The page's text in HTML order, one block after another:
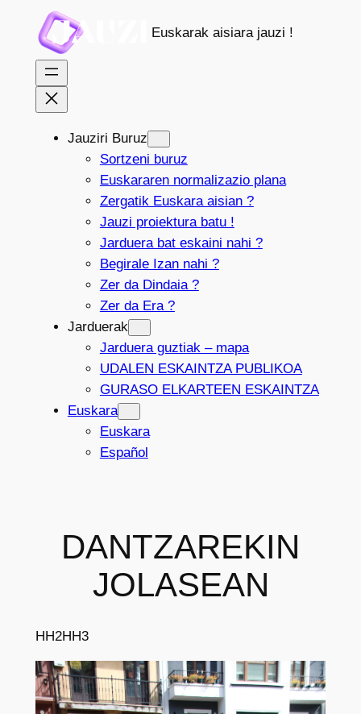
edukira
Euskarak aisiara jauzi !
Jauziri Buruz
Sortzeni buruz
Euskararen normalizazio plana
Zergatik Euskara aisian ?
Jauzi proiektura batu !
Jarduera bat eskaini nahi ?
Begirale Izan nahi ?
Zer da Dindaia ?
Zer da Era ?
Jarduerak
Jarduera guztiak – mapa
UDALEN ESKAINTZA PUBLIKOA
GURASO ELKARTEEN ESKAINTZA
Euskara
Euskara
Español
DANTZAREKIN
JOLASEAN
HH2HH3